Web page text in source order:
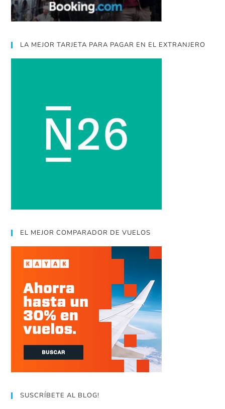
LA MEJOR TARJETA PARA PAGAR EN EL EXTRANJERO
EL MEJOR COMPARADOR DE VUELOS
SUSCRÍBETE AL BLOG!